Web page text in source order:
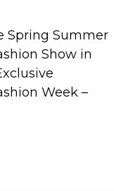
Spring Summer
Show in
Week –